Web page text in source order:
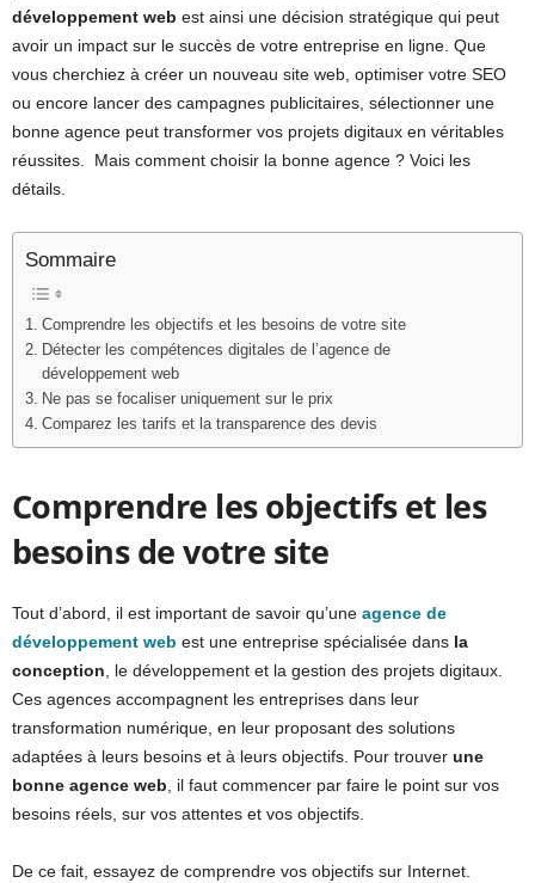
développement web est ainsi une décision stratégique qui peut
avoir un impact sur le succès de votre entreprise en ligne. Que
vous cherchiez à créer un nouveau site web, optimiser votre SEO
ou encore lancer des campagnes publicitaires, sélectionner une
bonne agence peut transformer vos projets digitaux en véritables
réussites. Mais comment choisir la bonne agence ? Voici les
détails.
Sommaire
Comprendre les objectifs et les besoins de votre site
Détecter les compétences digitales de l’agence de
développement web
Ne pas se focaliser uniquement sur le prix
Comparez les tarifs et la transparence des devis
Comprendre les objectifs et les
besoins de votre site
Tout d’abord, il est important de savoir qu’une agence de
développement web est une entreprise spécialisée dans la
conception, le développement et la gestion des projets digitaux.
Ces agences accompagnent les entreprises dans leur
transformation numérique, en leur proposant des solutions
adaptées à leurs besoins et à leurs objectifs. Pour trouver une
bonne agence web, il faut commencer par faire le point sur vos
besoins réels, sur vos attentes et vos objectifs.
De ce fait, essayez de comprendre vos objectifs sur Internet.